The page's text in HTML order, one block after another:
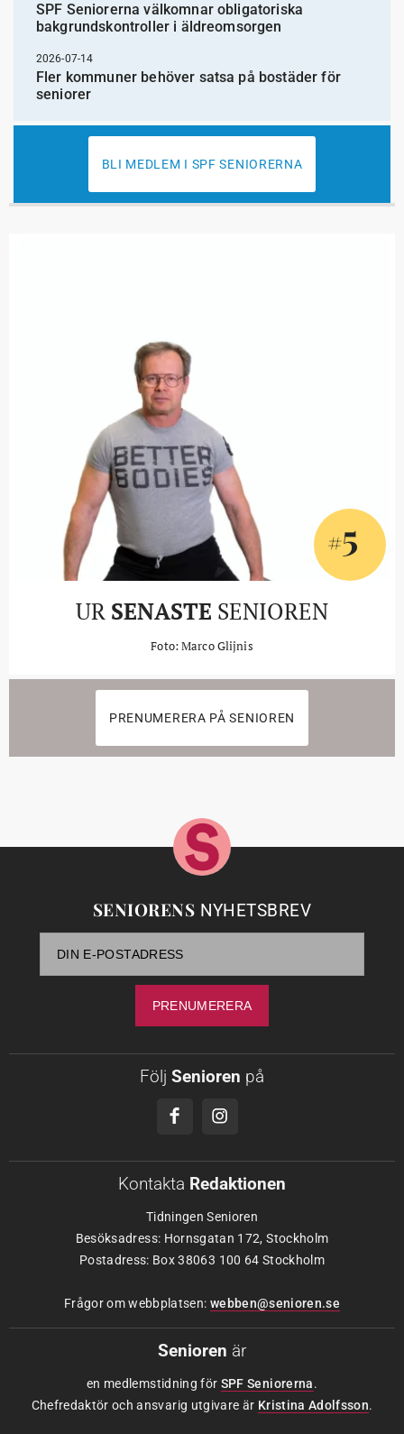
SPF Seniorerna välkomnar obligatoriska
bakgrundskontroller i äldreomsorgen
2026-07-14
Fler kommuner behöver satsa på bostäder för
seniorer
BLI MEDLEM I SPF SENIORERNA
#5
UR SENASTE SENIOREN
Foto: Marco Glijnis
PRENUMERERA PÅ SENIOREN
SENIORENS NYHETSBREV
Följ Senioren på
Kontakta Redaktionen
Tidningen Senioren
Besöksadress: Hornsgatan 172, Stockholm
Postadress: Box 38063 100 64 Stockholm
Frågor om webbplatsen: webben@senioren.se
Senioren är
en medlemstidning för SPF Seniorerna.
Chefredaktör och ansvarig utgivare är Kristina Adolfsson.